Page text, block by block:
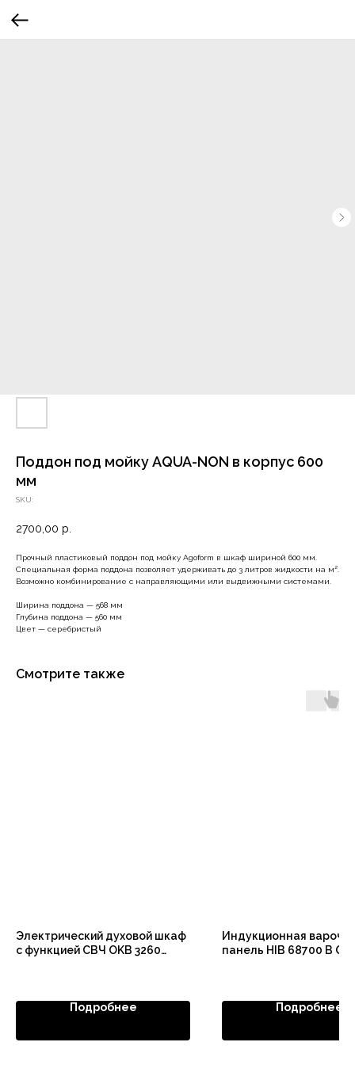
Поддон под мойку AQUA-NON в корпус 600
мм
SKU:
2700,00 р.
Прочный пластиковый поддон под мойку Agoform в шкаф шириной 600 мм.
Специальная форма поддона позволяет удерживать до 3 литров жидкости на м².
Возможно комбинирование с направляющими или выдвижными системами.
Ширина поддона — 568 мм
Глубина поддона — 560 мм
Цвет — серебристый
Смотрите также
Электрический духовой шкаф
с функцией СВЧ OKB 3260
Подробнее
Индукционная
панель HIB 68700 B
Подробнее